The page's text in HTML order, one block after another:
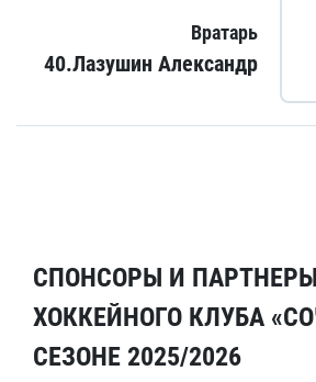
Вратарь
40.Лазушин Александр
СПОНСОРЫ И ПАРТНЕРЫ
ХОККЕЙНОГО КЛУБА
СЕЗОНЕ 2025/2026